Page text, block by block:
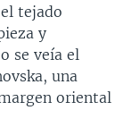
tejado
y
se veía el
una
oriental